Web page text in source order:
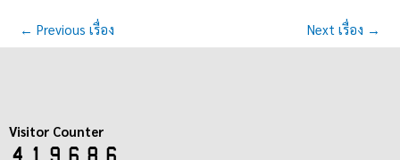
← Previous เรื่อง Next เรื่อง →
Visitor Counter